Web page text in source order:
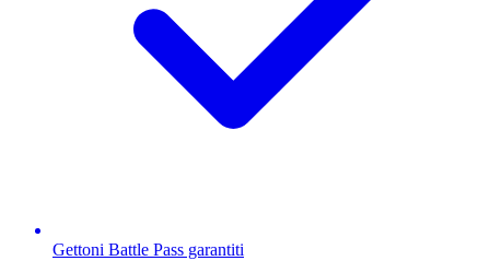
Gettoni Battle Pass garantiti